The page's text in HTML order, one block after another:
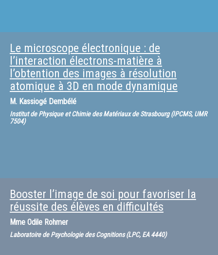
Le microscope électronique : de
l’interaction électrons-matière à
l’obtention des images à résolution
atomique à 3D en mode dynamique
M. Kassiogé Dembélé
Institut de Physique et Chimie des Matériaux de Strasbourg (IPCMS, UMR
7504)
Booster l’image de soi pour favoriser la
réussite des élèves en difficultés
Mme Odile Rohmer
Laboratoire de Psychologie des Cognitions (LPC, EA 4440)